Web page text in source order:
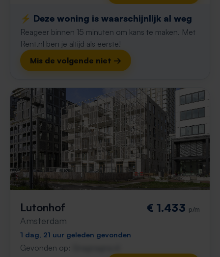
⚡️ Deze woning is waarschijnlijk al weg
Reageer binnen 15 minuten om kans te maken. Met
Rent.nl ben je altijd als eerste!
Mis de volgende niet →
Lutonhof
Amsterdam
€ 1.433 p/m
1 dag, 21 uur geleden gevonden
Gevonden op: